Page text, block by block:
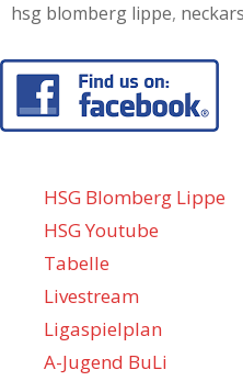
hsg blomberg lippe,
HSG Blomberg Lippe
HSG Youtube
Tabelle
Livestream
Ligaspielplan
A-Jugend BuLi